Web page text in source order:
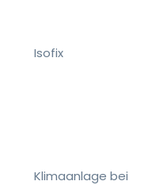
Isofix
Klimaanlage bei